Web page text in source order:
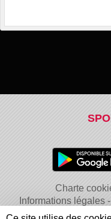
Charte
Informations légales